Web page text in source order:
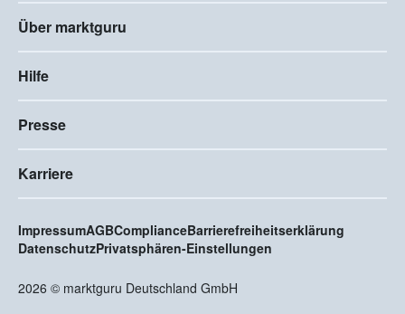
Über marktguru
Hilfe
Presse
Karriere
ImpressumAGBComplianceBarrierefreiheitserklärung
DatenschutzPrivatsphären-Einstellungen
2026 © marktguru Deutschland GmbH